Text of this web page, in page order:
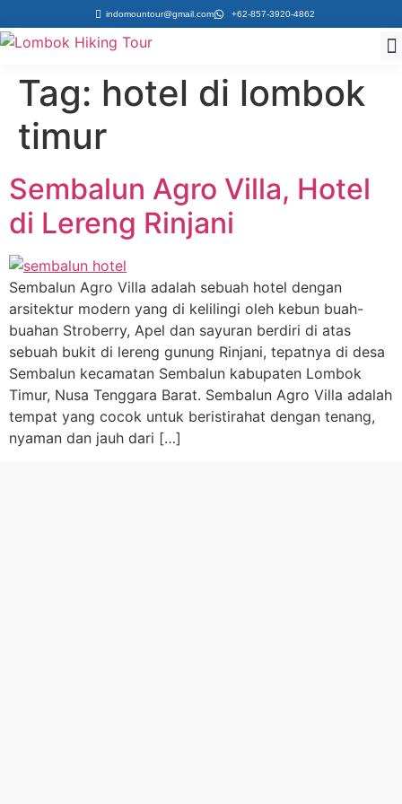
indomountour@gmail.com +62-857-3920-4862
Tag: hotel di lombok
timur
Sembalun Agro Villa, Hotel
di Lereng Rinjani
Sembalun Agro Villa adalah sebuah hotel dengan
arsitektur modern yang di kelilingi oleh kebun buah-
buahan Stroberry, Apel dan sayuran berdiri di atas
sebuah bukit di lereng gunung Rinjani, tepatnya di desa
Sembalun kecamatan Sembalun kabupaten Lombok
Timur, Nusa Tenggara Barat. Sembalun Agro Villa adalah
tempat yang cocok untuk beristirahat dengan tenang,
nyaman dan jauh dari […]